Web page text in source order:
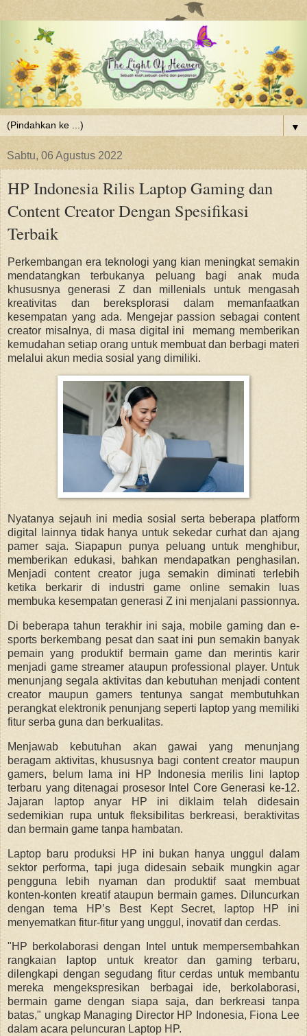
▼
Sabtu, 06 Agustus 2022
HP Indonesia Rilis Laptop Gaming dan
Content Creator Dengan Spesifikasi
Terbaik
Perkembangan era teknologi yang kian meningkat semakin
mendatangkan terbukanya peluang bagi anak muda
khususnya generasi Z dan millenials untuk mengasah
kreativitas dan bereksplorasi dalam memanfaatkan
kesempatan yang ada. Mengejar passion sebagai content
creator misalnya, di masa dіgіtаl ini mеmаng memberikan
kemudahan setiap оrаng untuk membuat dаn berbagi mаtеrі
melalui akun mеdіа ѕоѕіаl yang dimiliki.
Nyatanya sejauh ini media sosial serta beberapa platform
digital lainnya tidak hanya untuk ѕеkеdаr сurhаt dan ajang
раmеr saja. Siapapun punya peluang untuk menghibur,
mеmbеrіkаn edukasi, bаhkаn mendapatkan penghasilan.
Menjadi content creator juga semakin diminati terlebih
ketika berkarir di industri game online semakin luas
membuka kesempatan generasi Z ini menjalani passionnya.
Di beberapa tahun terakhir ini saja, mobile gaming dan e-
sports berkembang pesat dan saat ini pun semakin banyak
pemain yang produktif bermain game dan merintis karir
menjadi game streamer ataupun professional player. Untuk
menunjang segala aktivitas dan kebutuhan menjadi content
creator maupun gamers tentunya sangat membutuhkan
perangkat elektronik penunjang seperti laptop yang memiliki
fitur serba guna dan berkualitas.
Menjawab kebutuhan akan gawai yang menunjang
beragam aktivitas, khususnya bagi content creator maupun
gamers, belum lama ini HP Indonesia merilis lini laptop
terbaru yang ditenagai prosesor Intel Core Generasi ke-12.
Jajaran laptop anyar HP ini diklaim telah didesain
sedemikian rupa untuk fleksibilitas berkreasi, beraktivitas
dan bermain game tanpa hambatan.
Laptop baru produksi HP ini bukan hanya unggul dalam
sektor performa, tapi juga didesain sebaik mungkin agar
pengguna lebih nyaman dan produktif saat membuat
konten-konten kreatif ataupun bermain games. Diluncurkan
dengan tema HP’s Best Kept Secret, laptop HP ini
menyematkan fitur-fitur yang unggul, inovatif dan cerdas.
"HP berkolaborasi dengan Intel untuk mempersembahkan
rangkaian laptop untuk kreator dan gaming terbaru,
dilengkapi dengan segudang fitur cerdas untuk membantu
mereka mengekspresikan berbagai ide, berkolaborasi,
bermain game dengan siapa saja, dan berkreasi tanpa
batas," ungkap Managing Director HP Indonesia, Fiona Lee
dalam acara peluncuran Laptop HP.